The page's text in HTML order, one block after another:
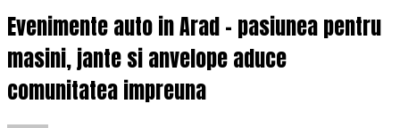
Evenimente auto in Arad – pasiunea pentru
masini, jante si anvelope aduce
comunitatea impreuna